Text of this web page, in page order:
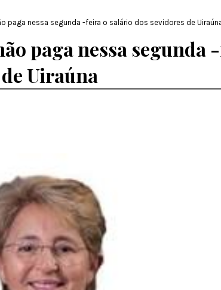
paga nessa segunda -feira o salário dos sevidores de
paga nessa segunda
Uiraúna